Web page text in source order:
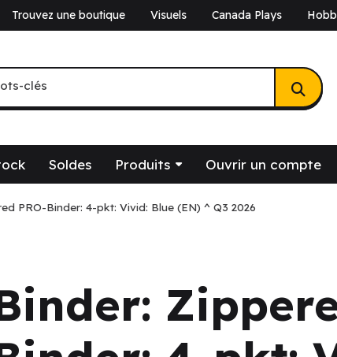
Trouvez une boutique Visuels Canada Plays
mots-clés
clés
Soldes Produits Ouvrir un compte
PRO-Binder: 4-pkt: Vivid: Blue (EN) ^ Q3 2026